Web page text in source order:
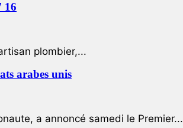
16
plombier,...
arabes unis
a annoncé samedi le Premier...